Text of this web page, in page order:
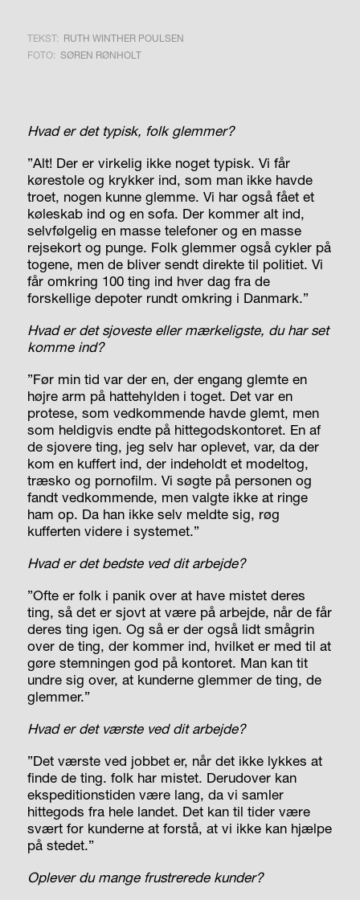
TEKST: RUTH WINTHER POULSEN
FOTO: SØREN RØNHOLT
Hvad er det typisk, folk glemmer?
”Alt! Der er virkelig ikke noget typisk. Vi får
kørestole og krykker ind, som man ikke havde
troet, nogen kunne glemme. Vi har også fået et
køleskab ind og en sofa. Der kommer alt ind,
selvfølgelig en masse telefoner og en masse
rejsekort og punge. Folk glemmer også cykler på
togene, men de bliver sendt direkte til politiet. Vi
får omkring 100 ting ind hver dag fra de
forskellige depoter rundt omkring i Danmark.”
Hvad er det sjoveste eller mærkeligste, du har set
komme ind?
”Før min tid var der en, der engang glemte en
højre arm på hattehylden i toget. Det var en
protese, som vedkommende havde glemt, men
som heldigvis endte på hittegodskontoret. En af
de sjovere ting, jeg selv har oplevet, var, da der
kom en kuffert ind, der indeholdt et modeltog,
træsko og pornofilm. Vi søgte på personen og
fandt vedkommende, men valgte ikke at ringe
ham op. Da han ikke selv meldte sig, røg
kufferten videre i systemet.”
Hvad er det bedste ved dit arbejde?
”Ofte er folk i panik over at have mistet deres
ting, så det er sjovt at være på arbejde, når de får
deres ting igen. Og så er der også lidt smågrin
over de ting, der kommer ind, hvilket er med til at
gøre stemningen god på kontoret. Man kan tit
undre sig over, at kunderne glemmer de ting, de
glemmer.”
Hvad er det værste ved dit arbejde?
”Det værste ved jobbet er, når det ikke lykkes at
finde de ting. folk har mistet. Derudover kan
ekspeditionstiden være lang, da vi samler
hittegods fra hele landet. Det kan til tider være
svært for kunderne at forstå, at vi ikke kan hjælpe
på stedet.”
Oplever du mange frustrerede kunder?